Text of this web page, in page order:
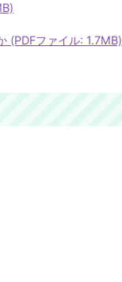
(PDFファイル: 1.7MB)